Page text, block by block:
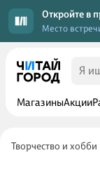
Откройте в
Место
МагазиныАкции
Творчество и хобби